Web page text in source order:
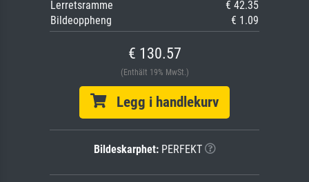
Lerretsramme
€ 42.35
Bildeoppheng
€ 1.09
€ 130.57
(Enthält 19% MwSt.)
Legg i handlekurv
Bildeskarphet:PERFEKT